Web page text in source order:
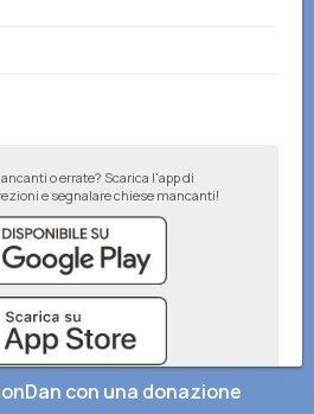
o errate? Scarica l'app di
e segnalare chiese mancanti!
con una donazione